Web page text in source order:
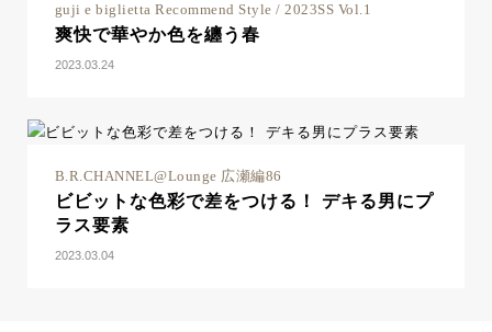
guji e biglietta Recommend Style / 2023SS Vol.1
爽快で華やか色を纏う春
2023.03.24
B.R.CHANNEL@Lounge 広瀬編86
ビビットな色彩で差をつける！ デキる男にプ
ラス要素
2023.03.04